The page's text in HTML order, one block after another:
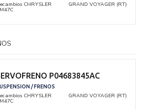
CHRYSLER GRAND VOYAGER (RT)
P04683845AC
/ FRENOS
CHRYSLER GRAND VOYAGER (RT)